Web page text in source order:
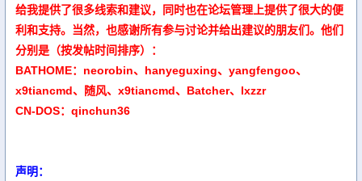
给我提供了很多线索和建议，同时也在论坛管理上提供了很大的便
利和支持。当然，也感谢所有参与讨论并给出建议的朋友们。他们
分别是（按发帖时间排序）：
BATHOME：neorobin、hanyeguxing、yangfengoo、
x9tiancmd、随风、x9tiancmd、Batcher、lxzzr
CN-DOS：qinchun36
声明：